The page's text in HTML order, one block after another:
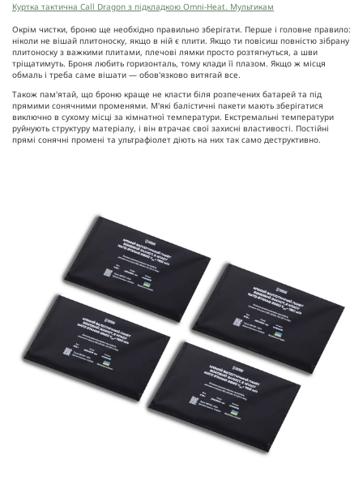
Куртка тактична Call Dragon з підкладкою Omni-Heat. Мультикам
Окрім чистки, броню ще необхідно правильно зберігати. Перше і головне правило:
ніколи не вішай плитоноску, якщо в ній є плити. Якщо ти повісиш повністю зібрану
плитоноску з важкими плитами, плечові лямки просто розтягнуться, а шви
тріщатимуть. Броня любить горизонталь, тому клади її плазом. Якщо ж місця
обмаль і треба саме вішати — обов'язково витягай все.
Також пам'ятай, що броню краще не класти біля розпечених батарей та під
прямими сонячними променями. М'які балістичні пакети мають зберігатися
виключно в сухому місці за кімнатної температури. Екстремальні температури
руйнують структуру матеріалу, і він втрачає свої захисні властивості. Постійні
прямі сонячні промені та ультрафіолет діють на них так само деструктивно.